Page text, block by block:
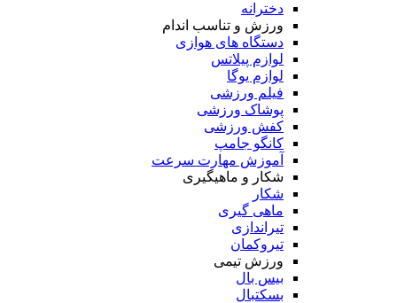
دخترانه
ورزش و تناسب اندام
دستگاه های هوازی
لوازم پیلاتس
لوازم یوگا
فیلم ورزشی
پوشاک ورزشی
کفش ورزشی
کانگو جامپ
آموزش مهارت سرعت
شکار و ماهیگیری
شکار
ماهی گیری
تیراندازی
تیروکمان
ورزش تیمی
بیس بال
بسکتبال